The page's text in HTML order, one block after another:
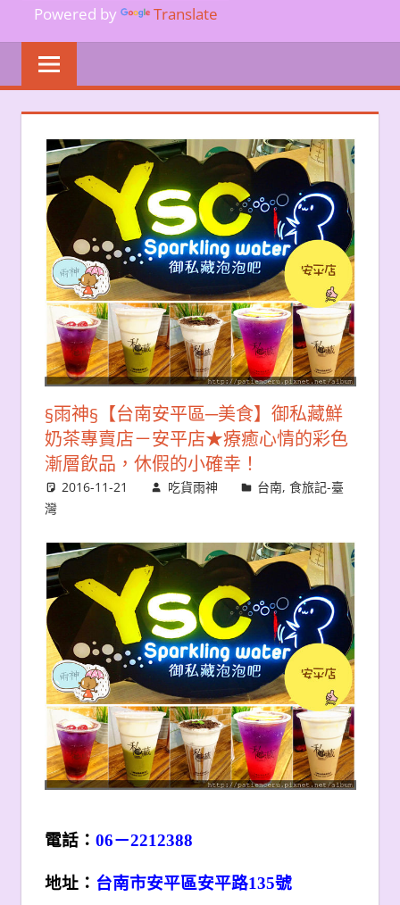
Powered by Translate
§雨神§【台南安平區─美食】御私藏鮮
奶茶專賣店－安平店★療癒心情的彩色
漸層飲品，休假的小確幸！
2016-11-21 吃貨雨神 台南,食旅記-臺
灣
電話： 06－2212388
地址： 台南市安平區安平路135號